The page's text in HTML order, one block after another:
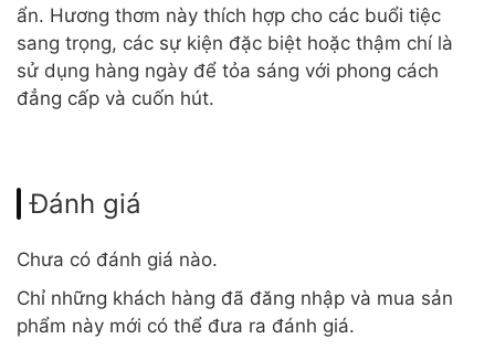
ẩn. Hương thơm này thích hợp cho các buổi tiệc
sang trọng, các sự kiện đặc biệt hoặc thậm chí là
sử dụng hàng ngày để tỏa sáng với phong cách
đẳng cấp và cuốn hút.
Đánh giá
Chưa có đánh giá nào.
Chỉ những khách hàng đã đăng nhập và mua sản
phẩm này mới có thể đưa ra đánh giá.